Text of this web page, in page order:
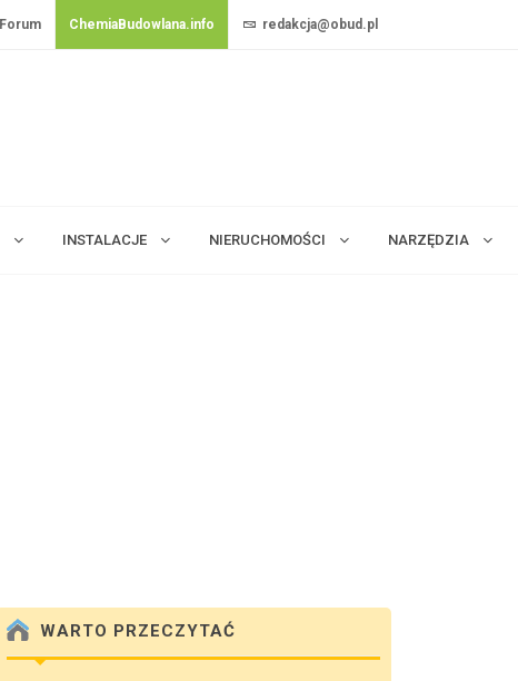
Forum ChemiaBudowlana.info redakcja@obud.pl
INSTALACJE NIERUCHOMOŚCI NARZĘDZIA
WARTO PRZECZYTAĆ